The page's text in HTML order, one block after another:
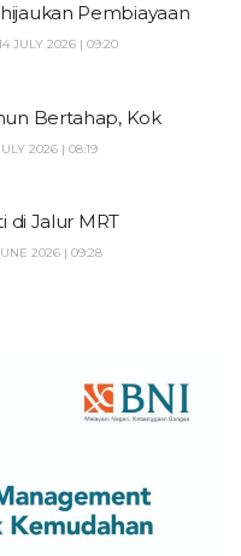
Pembiayaan
JULY 2026 | 09:20
Bertahap, Kok
2026 | 08:19
di Jalur MRT
2026 | 09:28